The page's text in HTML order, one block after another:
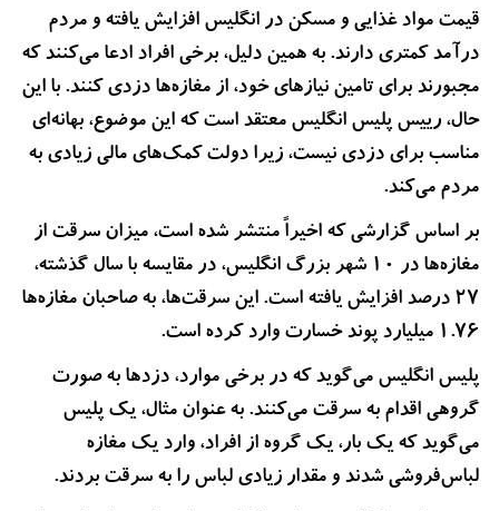
قیمت مواد غذایی و مسکن در انگلیس افزایش یافته و مردم
درآمد کمتری دارند. به همین دلیل، برخی افراد ادعا می‌کنند که
مجبورند برای تامین نیازهای خود، از مغازه‌ها دزدی کنند. با این
حال، رییس پلیس انگلیس معتقد است که این موضوع، بهانه‌ای
مناسب برای دزدی نیست، زیرا دولت کمک‌های مالی زیادی به
مردم می‌کند.
بر اساس گزارشی که اخیراً منتشر شده است، میزان سرقت از
مغازه‌ها در ۱۰ شهر بزرگ انگلیس، در مقایسه با سال گذشته،
۲۷ درصد افزایش یافته است. این سرقت‌ها، به صاحبان مغازه‌ها
۱.۷۶ میلیارد پوند خسارت وارد کرده است.
پلیس انگلیس می‌گوید که در برخی موارد، دزدها به صورت
گروهی اقدام به سرقت می‌کنند. به عنوان مثال، یک پلیس
می‌گوید که یک بار، یک گروه از افراد، وارد یک مغازه
لباس‌فروشی شدند و مقدار زیادی لباس را به سرقت بردند.